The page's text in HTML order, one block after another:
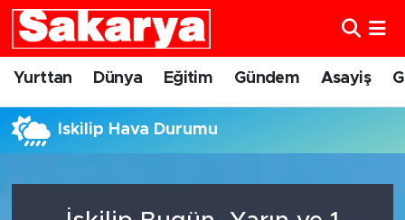
Yurttan Dünya Eğitim Gündem Asayiş
İskilip Hava Durumu
Yurttan
Gündem
Eskişehir Nöbetçi Eczaneler
Eskişehir Trafik Yoğunluk Haritası